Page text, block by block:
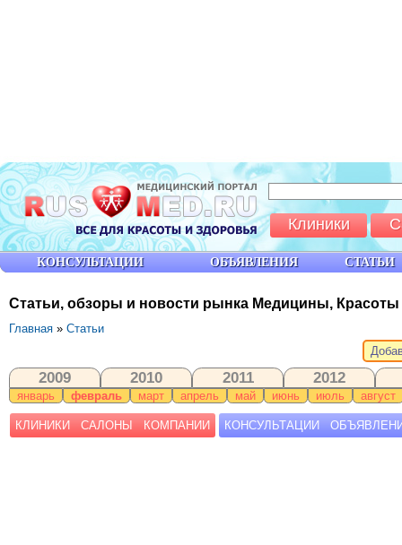
Статьи, обзоры и новости рынка Медицины,
Главная » Статьи
2009 2010 2011 2012
январь февраль март апрель май июнь июль август
КЛИНИКИ САЛОНЫ КОМПАНИИ КОНСУЛЬТАЦИИ
КОНСУЛЬТАЦИИ ОБЪЯВЛЕНИЯ СТАТЬИ
Клиники